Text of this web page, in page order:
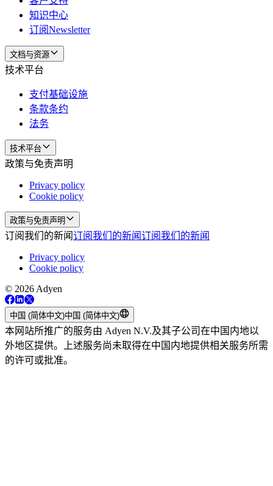
知识中心
订阅Newsletter
文档与资源
技术平台
支付基础设施
条款条约
法务
技术平台
政策与免责声明
Privacy policy
Cookie policy
政策与免责声明
订阅我们的新闻订阅我们的新闻订阅我们的新闻
Privacy policy
Cookie policy
© 2026 Adyen
中国 (简体中文)中国 (简体中文)
本网站所推广的服务由 Adyen N.V.及其子公司在中国内地以
外地区提供。上述服务尚未取得在中国内地提供相关服务所需
的许可或批准。